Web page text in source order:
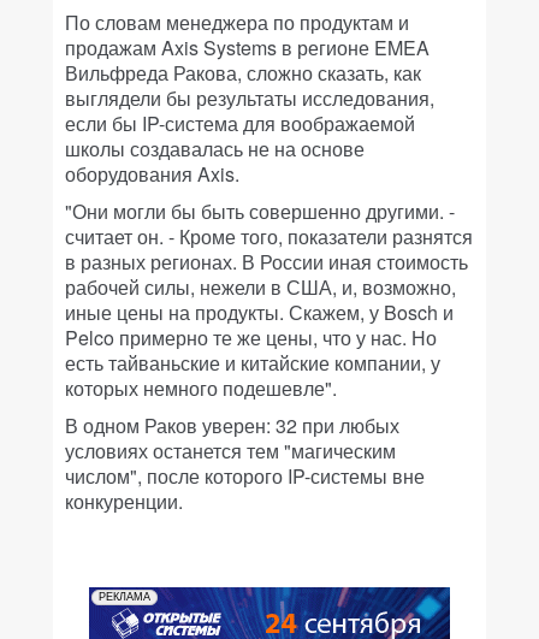
По словам менеджера по продуктам и
продажам Axis Systems в регионе EMEA
Вильфреда Ракова, сложно сказать, как
выглядели бы результаты исследования,
если бы IP-система для воображаемой
школы создавалась не на основе
оборудования Axis.
"Они могли бы быть совершенно другими. -
считает он. - Кроме того, показатели разнятся
в разных регионах. В России иная стоимость
рабочей силы, нежели в США, и, возможно,
иные цены на продукты. Скажем, у Bosch и
Pelco примерно те же цены, что у нас. Но
есть тайваньские и китайские компании, у
которых немного подешевле".
В одном Раков уверен: 32 при любых
условиях останется тем "магическим
числом", после которого IP-системы вне
конкуренции.
РЕКЛАМА